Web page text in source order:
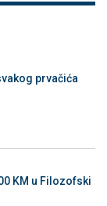
prvačića
KM u Filozofski